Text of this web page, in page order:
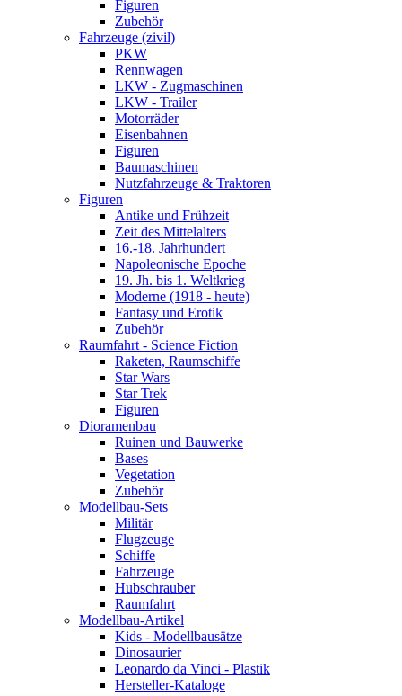
Figuren
Zubehör
Fahrzeuge (zivil)
PKW
Rennwagen
LKW - Zugmaschinen
LKW - Trailer
Motorräder
Eisenbahnen
Figuren
Baumaschinen
Nutzfahrzeuge & Traktoren
Figuren
Antike und Frühzeit
Zeit des Mittelalters
16.-18. Jahrhundert
Napoleonische Epoche
19. Jh. bis 1. Weltkrieg
Moderne (1918 - heute)
Fantasy und Erotik
Zubehör
Raumfahrt - Science Fiction
Raketen, Raumschiffe
Star Wars
Star Trek
Figuren
Dioramenbau
Ruinen und Bauwerke
Bases
Vegetation
Zubehör
Modellbau-Sets
Militär
Flugzeuge
Schiffe
Fahrzeuge
Hubschrauber
Raumfahrt
Modellbau-Artikel
Kids - Modellbausätze
Dinosaurier
Leonardo da Vinci - Plastik
Hersteller-Kataloge